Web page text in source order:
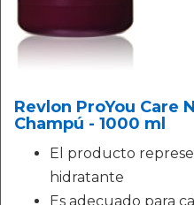
Revlon ProYou Care
Champú - 1000 ml
El producto
hidratante
Es adecuado para